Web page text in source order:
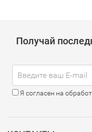
Получай
Я согласен на